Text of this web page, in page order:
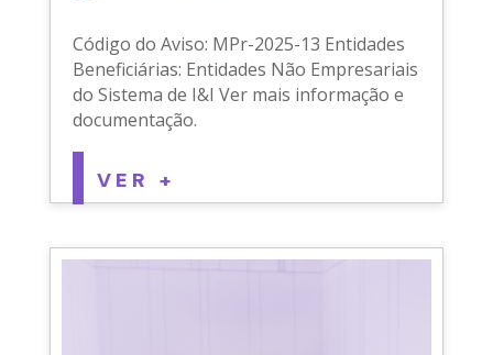
Código do Aviso: MPr-2025-13 Entidades
Beneficiárias: Entidades Não Empresariais
do Sistema de I&I Ver mais informação e
documentação.
VER +